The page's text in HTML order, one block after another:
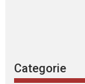
Categorie